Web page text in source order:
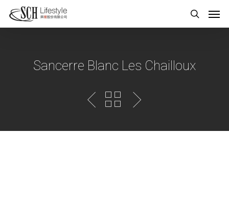
Sancerre Blanc Les Chailloux